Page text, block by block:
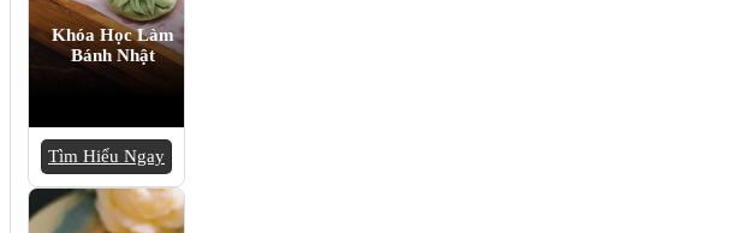
Khóa Học Làm
Bánh Nhật
Tìm Hiểu Ngay